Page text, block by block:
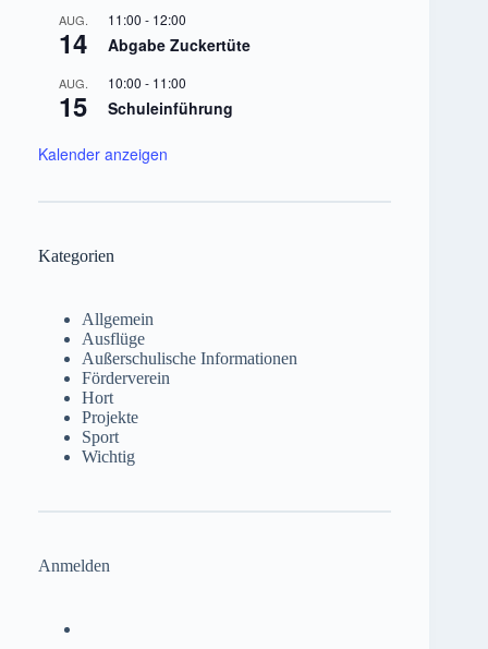
AUG.
14
11:00 - 12:00
Abgabe Zuckertüte
AUG.
15
10:00 - 11:00
Schuleinführung
Kalender anzeigen
Kategorien
Allgemein
Ausflüge
Außerschulische Informationen
Förderverein
Hort
Projekte
Sport
Wichtig
Anmelden